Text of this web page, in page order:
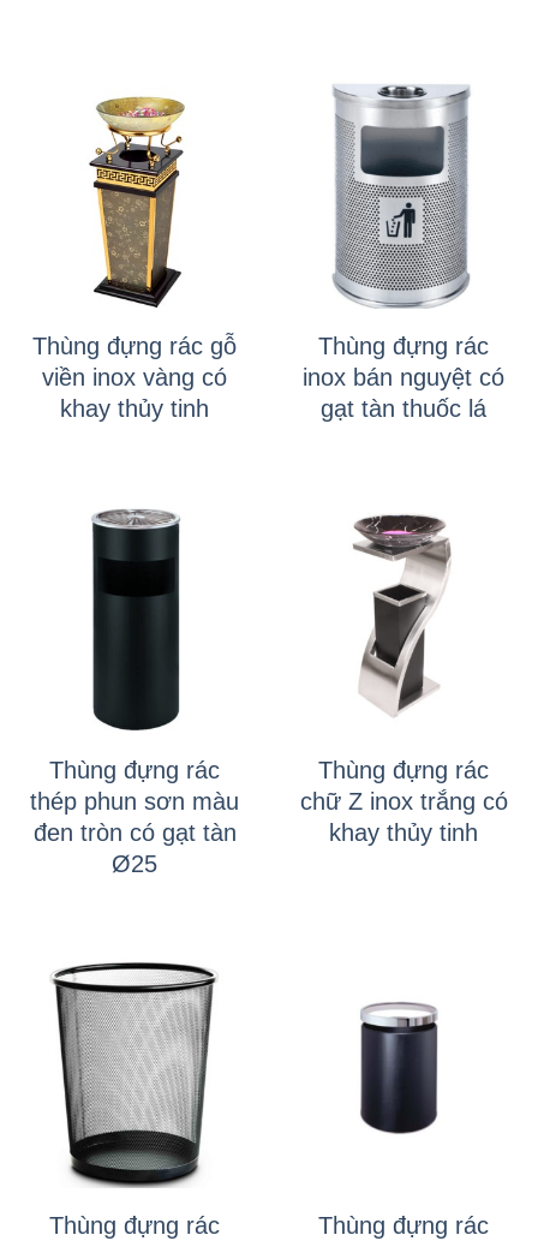
Thùng đựng rác gỗ
viền inox vàng có
khay thủy tinh
Thùng đựng rác
inox bán nguyệt có
gạt tàn thuốc lá
Thùng đựng rác
thép phun sơn màu
đen tròn có gạt tàn
Ø25
Thùng đựng rác
chữ Z inox trắng có
khay thủy tinh
Thùng đựng rác
Thùng đựng rác